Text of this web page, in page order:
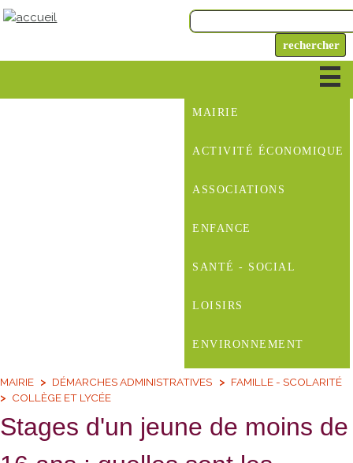
MAIRIE
ACTIVITÉ ÉCONOMIQUE
ASSOCIATIONS
ENFANCE
SANTÉ - SOCIAL
LOISIRS
ENVIRONNEMENT
MAIRIE DÉMARCHES ADMINISTRATIVES
FAMILLE - SCOLARITÉ
COLLÈGE ET LYCÉE
Stages d'un jeune de moins de